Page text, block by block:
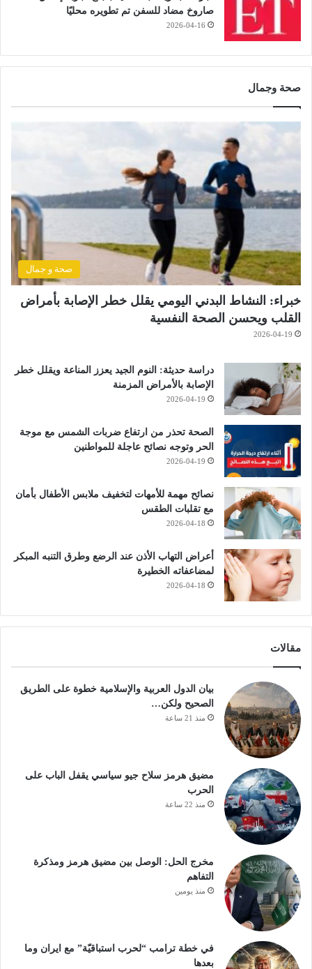
صاروخ مضاد للسفن تم تطويره محليًا
2026-04-16
صحة وجمال
صحة و جمال
خبراء: النشاط البدني اليومي يقلل خطر الإصابة بأمراض
القلب ويحسن الصحة النفسية
2026-04-19
دراسة حديثة: النوم الجيد يعزز المناعة ويقلل خطر
الإصابة بالأمراض المزمنة
2026-04-19
الصحة تحذر من ارتفاع ضربات الشمس مع موجة
الحر وتوجه نصائح عاجلة للمواطنين
2026-04-19
نصائح مهمة للأمهات لتخفيف ملابس الأطفال بأمان
مع تقلبات الطقس
2026-04-18
أعراض التهاب الأذن عند الرضع وطرق التنبه المبكر
لمضاعفاته الخطيرة
2026-04-18
مقالات
بيان الدول العربية والإسلامية خطوة على الطريق
الصحيح ولكن…
منذ 21 ساعة
مضيق هرمز سلاح جيو سياسي يقفل الباب على
الحرب
منذ 22 ساعة
مخرج الحل: الوصل بين مضيق هرمز ومذكرة
التفاهم
منذ يومين
في خطة ترامب “لحرب استباقيّة” مع ايران وما
بعدها